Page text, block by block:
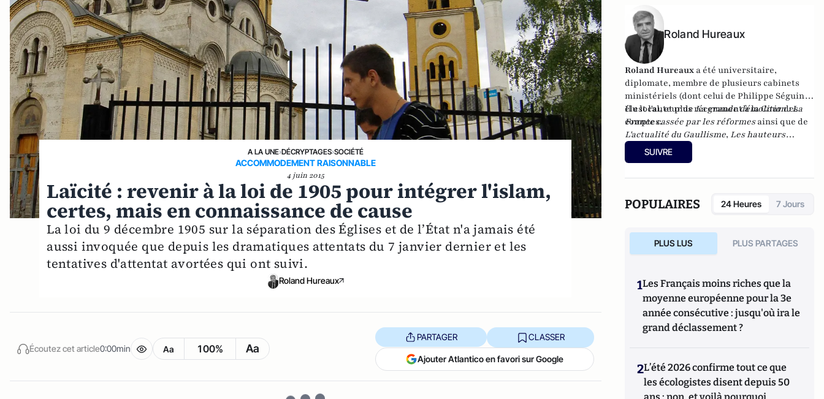
A LA UNE›DÉCRYPTAGES›SOCIÉTÉ
ACCOMMODEMENT RAISONNABLE
4 juin 2015
Laïcité : revenir à la loi de 1905 pour intégrer l'islam,
certes, mais en connaissance de cause
La loi du 9 décembre 1905 sur la séparation des Églises et de l’État n'a jamais été
aussi invoquée que depuis les dramatiques attentats du 7 janvier dernier et les
tentatives d'attentat avortées qui ont suivi.
Roland Hureaux
Écoutez cet article0:00min Aa 100% Aa
PARTAGER CLASSER
Ajouter Atlantico en favori sur Google
Roland Hureaux
Roland Hureaux a été universitaire,
diplomate, membre de plusieurs cabinets
ministériels (dont celui de Philippe Séguin),
élu local, et plus récemment à la Cour des
comptes.
Il est l'auteur deLa grande démolition : La
France cassée par les réformesainsi que de
L'actualité du Gaullisme, Les hauteurs
béantes de l'Europe
Gnose et gnostiques des origines à nos jours
SUIVRE
POPULAIRES 24 Heures 7 Jours
PLUS LUS PLUS PARTAGES
1Les Français moins riches que la
moyenne européenne pour la 3e
année consécutive : jusqu'où ira le
grand déclassement ?
2L’été 2026 confirme tout ce que
les écologistes disent depuis 50